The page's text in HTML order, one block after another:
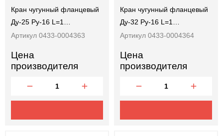
Кран чугунный фланцевый
Ду-25 Ру-16 L=1…
Артикул 0433-0004363
Цена
производителя
Кран чугунный фланцевый
Ду-32 Ру-16 L=1…
Артикул 0433-0004364
Цена
производителя